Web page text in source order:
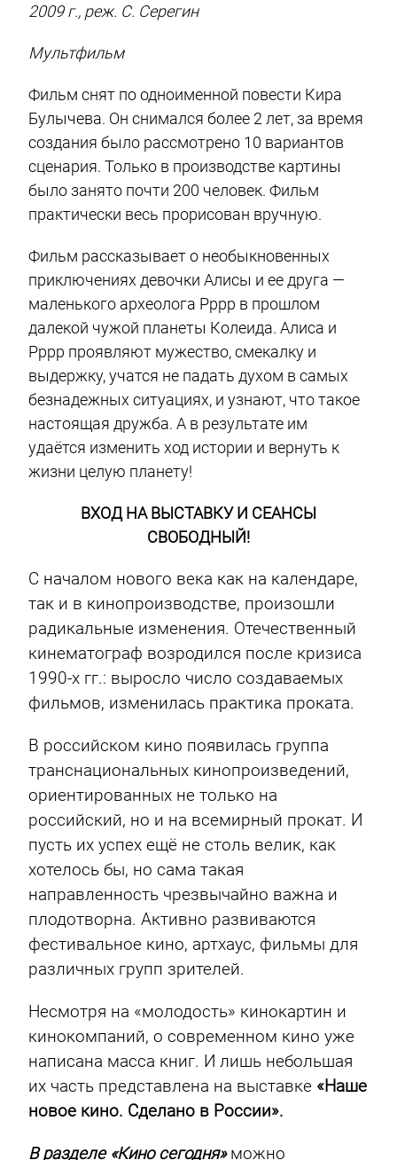
2009 г., реж. С. Серегин
Мультфильм
Фильм снят по одноименной повести Кира
Булычева. Он снимался более 2 лет, за время
создания было рассмотрено 10 вариантов
сценария. Только в производстве картины
было занято почти 200 человек. Фильм
практически весь прорисован вручную.
Фильм рассказывает о необыкновенных
приключениях девочки Алисы и ее друга —
маленького археолога Рррр в прошлом
далекой чужой планеты Колеида. Алиса и
Рррр проявляют мужество, смекалку и
выдержку, учатся не падать духом в самых
безнадежных ситуациях, и узнают, что такое
настоящая дружба. А в результате им
удаётся изменить ход истории и вернуть к
жизни целую планету!
ВХОД НА ВЫСТАВКУ И СЕАНСЫ
СВОБОДНЫЙ!
C началом нового века как на календаре,
так и в кинопроизводстве, произошли
радикальные изменения. Отечественный
кинематограф возродился после кризиса
1990-х гг.: выросло число создаваемых
фильмов, изменилась практика проката.
В российском кино появилась группа
транснациональных кинопроизведений,
ориентированных не только на
российский, но и на всемирный прокат. И
пусть их успех ещё не столь велик, как
хотелось бы, но сама такая
направленность чрезвычайно важна и
плодотворна. Активно развиваются
фестивальное кино, артхаус, фильмы для
различных групп зрителей.
Несмотря на «молодость» кинокартин и
кинокомпаний, о современном кино уже
написана масса книг. И лишь небольшая
их часть представлена на выставке «Наше
новое кино. Сделано в России».
В разделе «Кино сегодня»можно